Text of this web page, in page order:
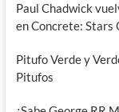
Paul Chadwick
en Concrete: Stars
Pitufo Verde y
Pitufos